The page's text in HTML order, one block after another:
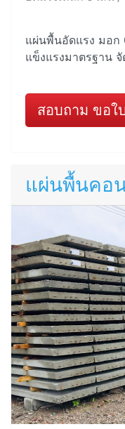
แผ่นพื้นอัดแรง มอก
แข็งแรงมาตรฐาน
สอบถาม ขอใ
แผ่นพื้นคอ